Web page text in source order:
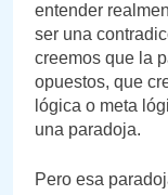
entender
ser una
creemos que la
opuestos, que
lógica o meta
una paradoja.
Pero esa